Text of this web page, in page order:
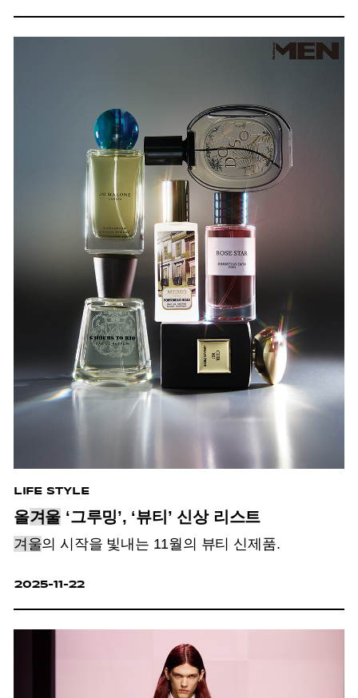
LIFE STYLE
올겨울 ‘그루밍’, ‘뷰티’ 신상 리스트
겨울의 시작을 빛내는 11월의 뷰티 신제품.
2025-11-22